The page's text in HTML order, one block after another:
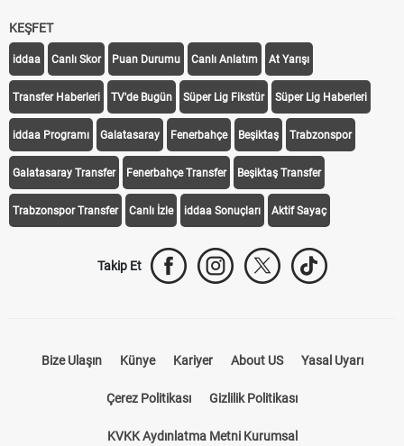
KEŞFET
iddaa Canlı Skor Puan Durumu Canlı Anlatım At Yarışı
Transfer Haberleri TV'de Bugün Süper Lig Fikstür Süper Lig Haberleri
iddaa Programı Galatasaray Fenerbahçe Beşiktaş Trabzonspor
Galatasaray Transfer Fenerbahçe Transfer Beşiktaş Transfer
Trabzonspor Transfer Canlı İzle iddaa Sonuçları Aktif Sayaç
Takip Et
Bize Ulaşın Künye Kariyer About US Yasal Uyarı
Çerez Politikası Gizlilik Politikası
KVKK Aydınlatma Metni Kurumsal